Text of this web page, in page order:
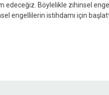
edeceğiz. Böylelikle zihinsel
engellilerin istihdamı için